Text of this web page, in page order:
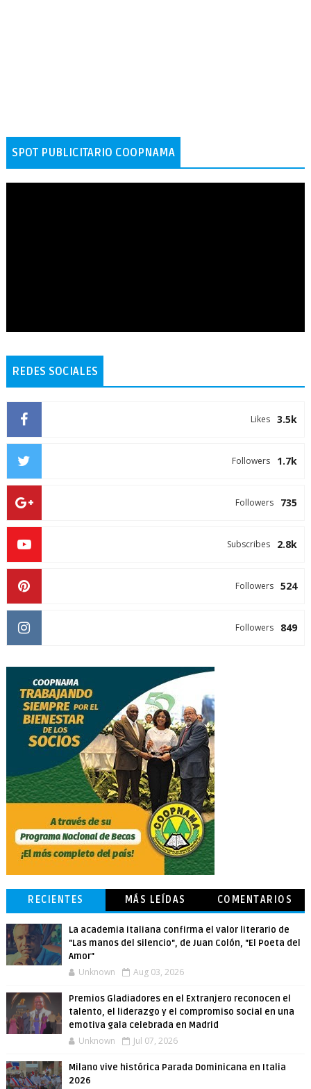
SPOT PUBLICITARIO COOPNAMA
REDES SOCIALES
3.5k
Likes
1.7k
Followers
735
Followers
2.8k
Subscribes
524
Followers
849
Followers
RECIENTES MÁS LEÍDAS COMENTARIOS
La academia italiana confirma el valor literario de
"Las manos del silencio", de Juan Colón, "El Poeta del
Amor"
Unknown Aug 03, 2026
Premios Gladiadores en el Extranjero reconocen el
talento, el liderazgo y el compromiso social en una
emotiva gala celebrada en Madrid
Unknown Jul 07, 2026
Milano vive histórica Parada Dominicana en Italia
2026